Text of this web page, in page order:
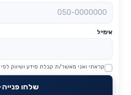
אימייל
Website
קראתי ואני מאשר/ת קבלת מידע ושיווק לפי
שלחו פנייה